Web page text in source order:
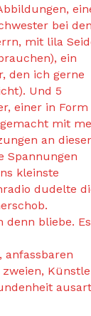
bei den
mit lila
ein
den ich gerne
Und 5
einer in Form
mit
an
Spannungen
kleinste
dudelte
bliebe. Es
anfassbaren